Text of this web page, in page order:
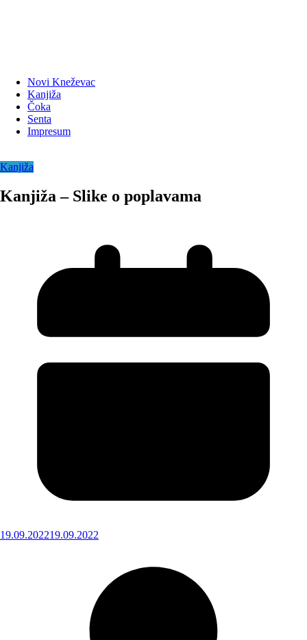
Novi Kneževac
Kanjiža
Čoka
Senta
Impresum
Kanjiža
Kanjiža – Slike o poplavama
19.09.202219.09.2022